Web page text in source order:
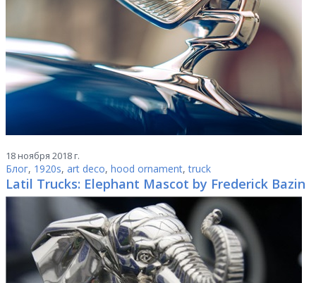
18 ноября 2018 г.
Блог, 1920s, art deco, hood ornament,truck
Latil Trucks: Elephant Mascot by Frederick Bazin